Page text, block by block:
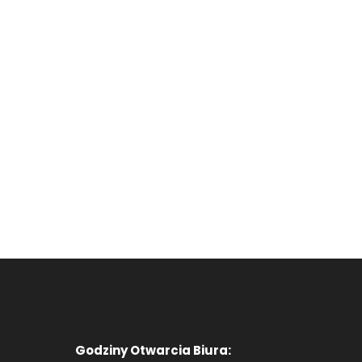
Godziny Otwarcia Biura: